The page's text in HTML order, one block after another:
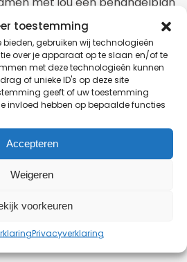
toestemming
gebruiken wij technologieën
over je apparaat op te slaan en/of te
met deze technologieën kunnen
of unieke ID's op deze site
geeft of uw toestemming
invloed hebben op bepaalde functies
Accepteren
Weigeren
voorkeuren
Privacyverklaring
leer je de
bewust te gebruiken. Als
ben ik bevoegd
onderzoek te doen.
kan ik de activiteit
en zichtbaar maken op een
Ben je langer dan
hiermee nagaan of je
rond je bekken.